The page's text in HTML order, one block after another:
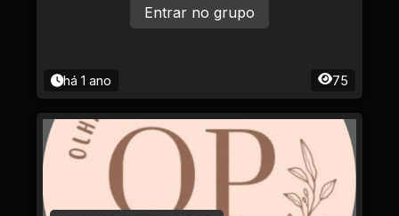
há 1 ano 75
Entrar no grupo